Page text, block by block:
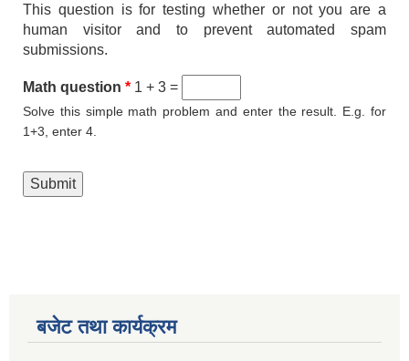
This question is for testing whether or not you are a
human visitor and to prevent automated spam
submissions.
Math question * 1 + 3 =
Solve this simple math problem and enter the result. E.g. for
1+3, enter 4.
बजेट तथा कार्यक्रम